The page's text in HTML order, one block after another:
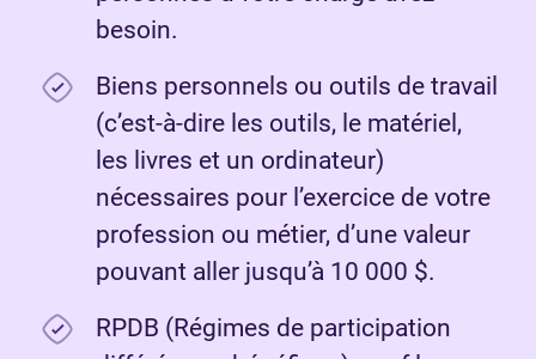
besoin.
Biens personnels ou outils de travail
(c’est-à-dire les outils, le matériel,
les livres et un ordinateur)
nécessaires pour l’exercice de votre
profession ou métier, d’une valeur
pouvant aller jusqu’à 10 000 $.
RPDB (Régimes de participation